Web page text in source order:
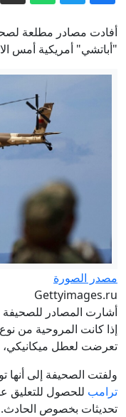
أفادت مصادر مطلعة
"أباتشي" أمريكية أمس
مصدر الصورة
Gettyimages.ru
أشارت المصادر للصحيفة
إذا كانت المروحية من
تعرضت لعطل
ولفتت الصحيفة إلى أنها
ترامب للحصول للتعليق
تحديثات بخصوص الحادث.